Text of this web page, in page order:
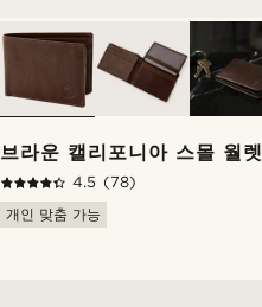
브라운 캘리포니아 스몰 월렛
4.5 (78)
개인 맞춤 가능